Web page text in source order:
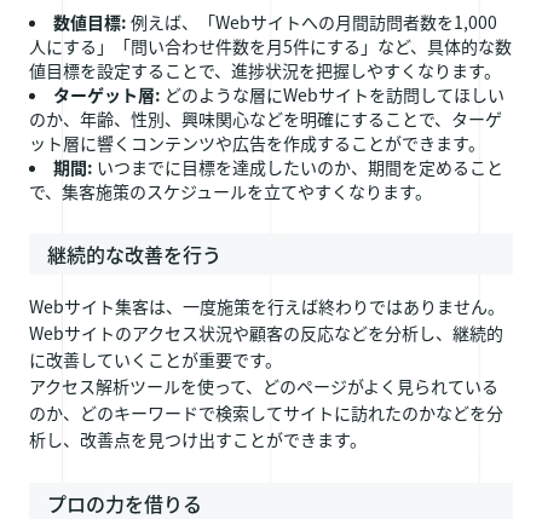
数値目標: 例えば、「Webサイトへの月間訪問者数を1,000
人にする」「問い合わせ件数を月5件にする」など、具体的な数
値目標を設定することで、進捗状況を把握しやすくなります。
ターゲット層: どのような層にWebサイトを訪問してほしい
のか、年齢、性別、興味関心などを明確にすることで、ターゲ
ット層に響くコンテンツや広告を作成することができます。
期間: いつまでに目標を達成したいのか、期間を定めること
で、集客施策のスケジュールを立てやすくなります。
継続的な改善を行う
Webサイト集客は、一度施策を行えば終わりではありません。
Webサイトのアクセス状況や顧客の反応などを分析し、継続的
に改善していくことが重要です。
アクセス解析ツールを使って、どのページがよく見られている
のか、どのキーワードで検索してサイトに訪れたのかなどを分
析し、改善点を見つけ出すことができます。
プロの力を借りる